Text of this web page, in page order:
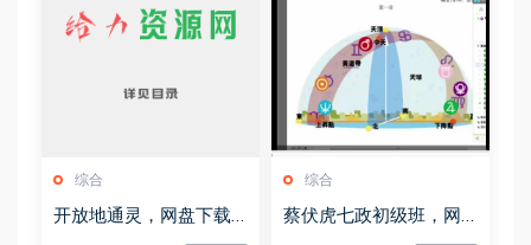
综合
开放地通灵，网盘下载
综合
蔡伏虎七政初级班，网